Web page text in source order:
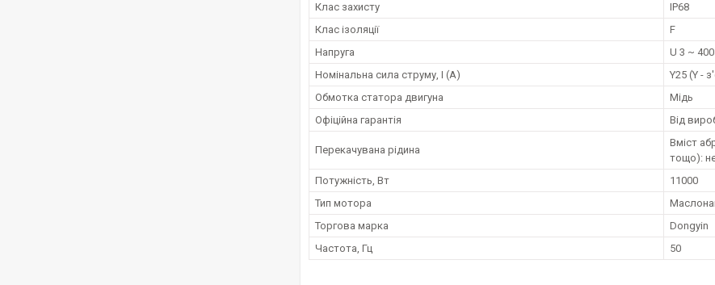
Клас захисту
IP68
Клас ізоляції
F
Напруга
U 3 ~
Номінальна сила струму, I (А)
Y25 (Y -
Обмотка статора двигуна
Мідь
Офіційна гарантія
Від
Перекачувана рідина
Вміст
тощо):
Потужність, Вт
11000
Тип мотора
Торгова марка
Dongyin
Частота, Гц
50